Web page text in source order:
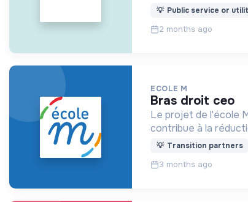
💡 Public service or
2 months ago
ECOLE M
bras droit ceo
Le projet de l'école
contribue à la
💡 Transition partners
3 months ago